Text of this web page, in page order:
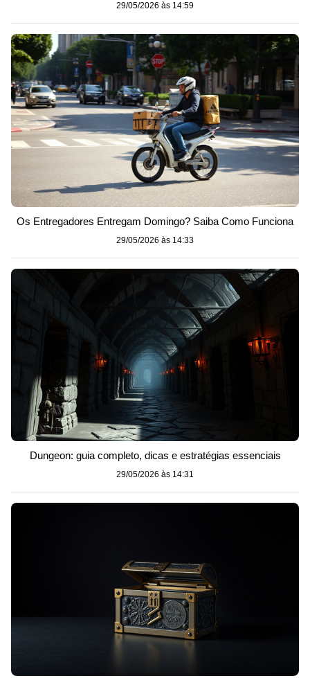
29/05/2026 às 14:59
Os Entregadores Entregam Domingo? Saiba Como Funciona
29/05/2026 às 14:33
Dungeon: guia completo, dicas e estratégias essenciais
29/05/2026 às 14:31